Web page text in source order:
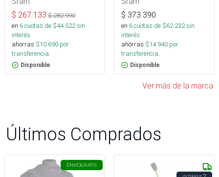
$ 267.133 $282.990
en 6cuotas de $44.522sin
interés
ahorras $10.690 por
transferencia.
Disponible
$ 373.390
en 6cuotas de $62.232sin
interés
ahorras $14.940 por
transferencia.
Disponible
Ver más de la marca
Últimos Comprados
ENVÍOGRATIS